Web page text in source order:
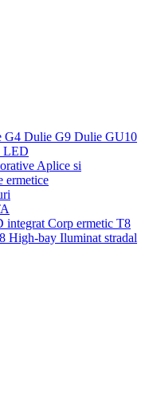
G4 Dulie G9 Dulie GU10
LED
Aplice si
ermetice
integrat Corp ermetic T8
High-bay Iluminat stradal